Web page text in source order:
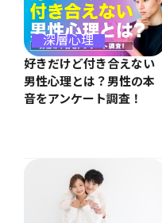
深層心理
好きだけど付き合えない
男性心理とは？男性の本
音をアンケート調査！